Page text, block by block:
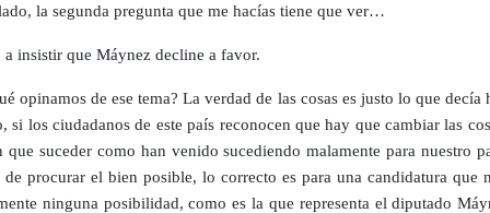
la segunda pregunta que me hacías tiene que ver…
insistir que Máynez decline a favor.
opinamos de ese tema? La verdad de las cosas es justo lo que decía
si los ciudadanos de este país reconocen que hay que cambiar las
que suceder como han venido sucediendo malamente para nuestro
de procurar el bien posible, lo correcto es para una candidatura que
ninguna posibilidad, como es la que representa el diputado